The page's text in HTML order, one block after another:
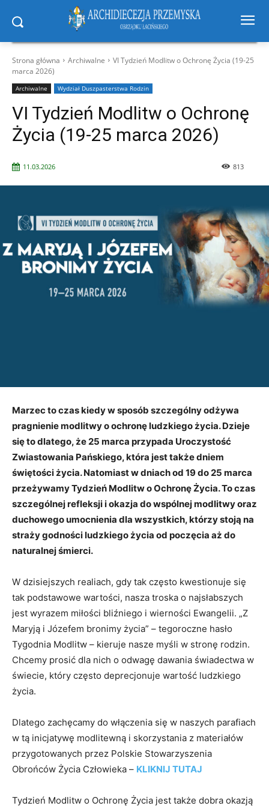
Strona główna Archiwalne
VI Tydzień Modlitw o Ochronę Życia (19-25
marca 2026)
Archiwalne Wydział Duszpasterstwa Rodzin
VI Tydzień Modlitw o Ochronę
Życia (19-25 marca 2026)
11.03.2026 813
Marzec to czas kiedy w sposób szczególny odżywa
pragnienie modlitwy o ochronę ludzkiego życia. Dzieje
się to dlatego, że 25 marca przypada Uroczystość
Zwiastowania Pańskiego, która jest także dniem
świętości życia. Natomiast w dniach od 19 do 25 marca
przeżywamy Tydzień Modlitw o Ochronę Życia. To czas
szczególnej refleksji i okazja do wspólnej modlitwy oraz
duchowego umocnienia dla wszystkich, którzy stoją na
straży godności ludzkiego życia od poczęcia aż do
naturalnej śmierci.
W dzisiejszych realiach, gdy tak często kwestionuje się
tak podstawowe wartości, nasza troska o najsłabszych
jest wyrazem miłości bliźniego i wierności Ewangelii. „Z
Maryją i Józefem bronimy życia” – tegoroczne hasło
Tygodnia Modlitw – kieruje nasze myśli w stronę rodzin.
Chcemy prosić dla nich o odwagę dawania świadectwa w
świecie, który często deprecjonuje wartość ludzkiego
życia.
Dlatego zachęcamy do włączenia się w naszych parafiach
w tą inicjatywę modlitewną i skorzystania z materiałów
przygotowanych przez Polskie Stowarzyszenia
Obrońców Życia Człowieka – KLIKNIJ TUTAJ
Tydzień Modlitw o Ochronę Życia jest także dobra okazją